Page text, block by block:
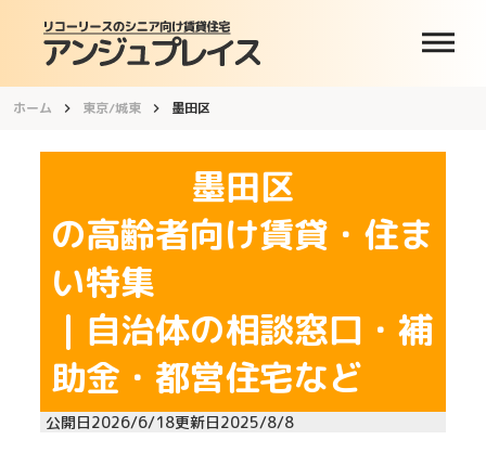
dehaze
ホーム keyboard_arrow_right 東京/城東 keyboard_arrow_right 墨田区
墨田区
の高齢者向け賃貸・住ま
い特集
｜自治体の相談窓口・補
助金・都営住宅など
公開日2026/6/18更新日2025/8/8